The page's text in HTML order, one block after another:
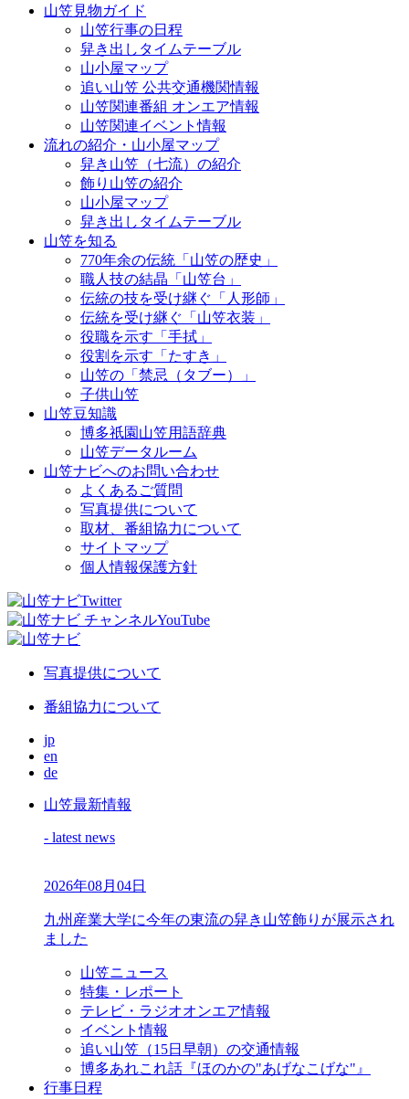
山笠見物ガイド
山笠行事の日程
舁き出しタイムテーブル
山小屋マップ
追い山笠 公共交通機関情報
山笠関連番組 オンエア情報
山笠関連イベント情報
流れの紹介・山小屋マップ
舁き山笠（七流）の紹介
飾り山笠の紹介
山小屋マップ
舁き出しタイムテーブル
山笠を知る
770年余の伝統「山笠の歴史」
職人技の結晶「山笠台」
伝統の技を受け継ぐ「人形師」
伝統を受け継ぐ「山笠衣装」
役職を示す「手拭」
役割を示す「たすき」
山笠の「禁忌（タブー）」
子供山笠
山笠豆知識
博多祇園山笠用語辞典
山笠データルーム
山笠ナビへのお問い合わせ
よくあるご質問
写真提供について
取材、番組協力について
サイトマップ
個人情報保護方針
写真提供について
番組協力について
jp
en
de
山笠最新情報
- latest news
2026年08月04日
九州産業大学に今年の東流の舁き山笠飾りが展示され
ました
山笠ニュース
特集・レポート
テレビ・ラジオオンエア情報
イベント情報
追い山笠（15日早朝）の交通情報
博多あれこれ話『ほのかの"あげなこげな"』
行事日程